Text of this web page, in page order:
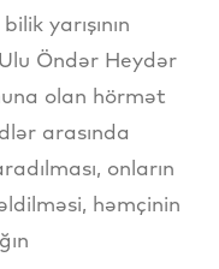
yarışının
Öndər Heydər
olan hörmət
arasında
onların
həmçinin